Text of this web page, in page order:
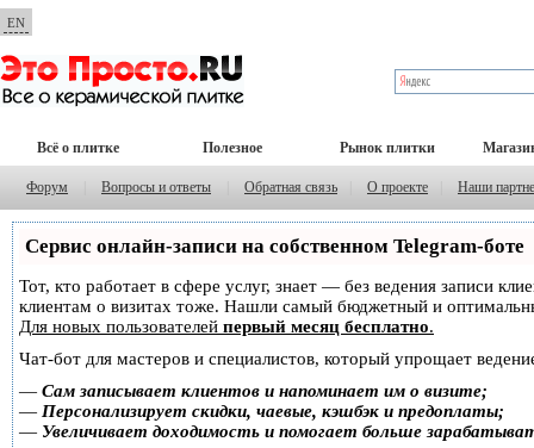
EN
Всё о плитке Полезное Рынок плитки
Форум Вопросы и ответы Обратная связь О проекте Наши
Сервис онлайн-записи на собственном Telegram-боте
Тот, кто работает в сфере услуг, знает — без ведения записи
клиентам о визитах тоже. Нашли самый бюджетный и
Для новых пользователей первый месяц бесплатно.
Чат-бот для мастеров и специалистов, который упрощает
— Сам записывает клиентов и напоминает им о визите;
— Персонализирует скидки, чаевые, кэшбэк и предоплаты;
— Увеличивает доходимость и помогает больше